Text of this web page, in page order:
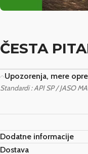
ČESTA
Upozorenja, mere
Standardi : API SP / JASO
Dodatne informacije
Dostava